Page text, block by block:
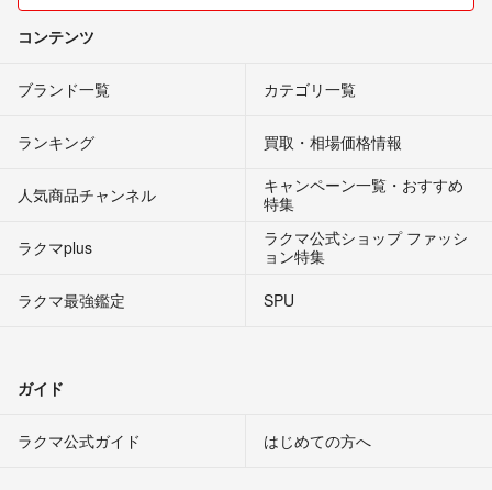
コンテンツ
ブランド一覧 カテゴリ一覧
ランキング 買取・相場価格情報
人気商品チャンネル
キャンペーン一覧・おすすめ
特集
ラクマplus
ラクマ公式ショップ ファッシ
ョン特集
ラクマ最強鑑定
SPU
ガイド
ラクマ公式ガイド はじめての方へ